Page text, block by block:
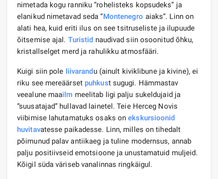
nimetada kogu ranniku “rohelisteks kopsudeks” ja
elanikud nimetavad seda “Montenegro aiaks”. Linn on
alati hea, kuid eriti ilus on see tsitruseliste ja ilupuude
õitsemise ajal. Turistid naudivad siin osoonitud õhku,
kristallselget merd ja rahulikku atmosfääri.
Kuigi siin pole liivarandu (ainult kiviklibune ja kivine), ei
riku see mereäärset puhkust sugugi. Hämmastav
veealune maailm meelitab ligi palju sukeldujaid ja
“suusatajad” hullavad lainetel. Teie Herceg Novis
viibimise lahutamatuks osaks onekskursioonid
huvitavatesse paikadesse. Linn, milles on tihedalt
põimunud palav antiikaeg ja tuline modernsus, annab
palju positiivseid emotsioone ja unustamatuid muljeid.
Kõigil süda väriseb vanalinnas ringkäigul.